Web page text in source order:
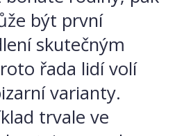
být první
skutečným
řada lidí volí
varianty.
trvale ve